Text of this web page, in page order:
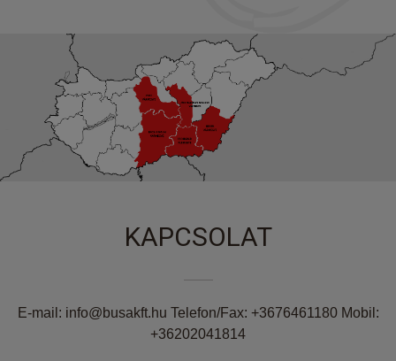
KAPCSOLAT
E-mail: info@busakft.hu Telefon/Fax: +3676461180 Mobil:
+36202041814